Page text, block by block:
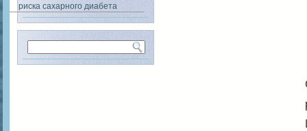
риска сахарного диабета